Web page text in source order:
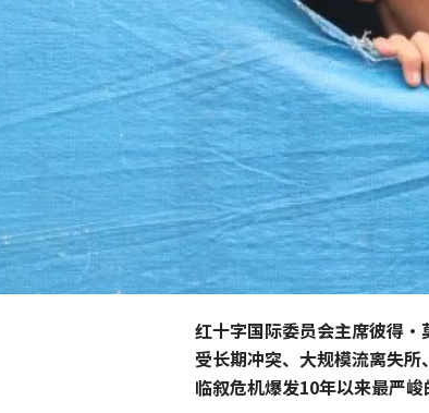
红十字国际委员会主席彼得·
受长期冲突、大规模流离失
临叙危机爆发10年以来最严峻